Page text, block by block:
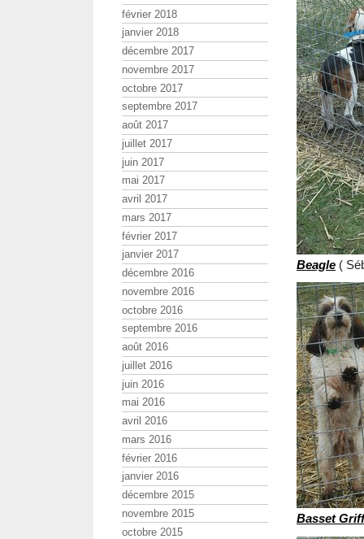
Beagle (
Basset
février 2018
janvier 2018
décembre 2017
novembre 2017
octobre 2017
septembre 2017
août 2017
juillet 2017
juin 2017
mai 2017
avril 2017
mars 2017
février 2017
janvier 2017
décembre 2016
novembre 2016
octobre 2016
septembre 2016
août 2016
juillet 2016
juin 2016
mai 2016
avril 2016
mars 2016
février 2016
janvier 2016
décembre 2015
novembre 2015
octobre 2015